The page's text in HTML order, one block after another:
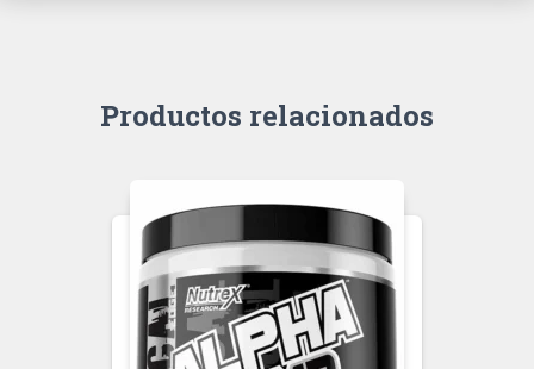
Productos relacionados